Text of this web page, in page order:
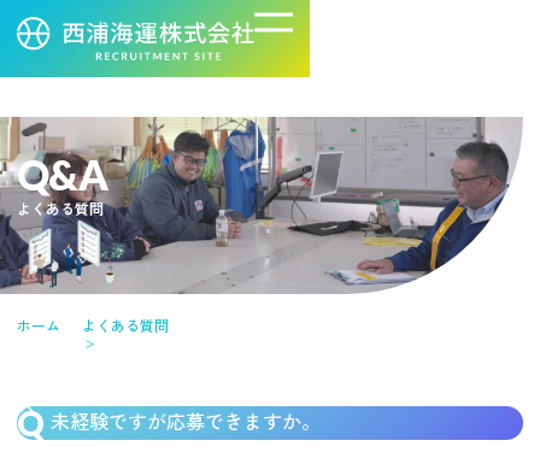
Q&A
よくある質問
ホーム よくある質問
未経験ですが応募できますか。